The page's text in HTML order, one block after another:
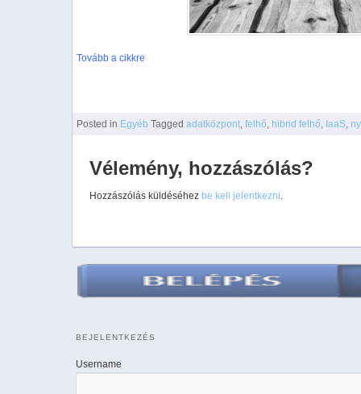
Tovább a cikkre
Posted in Egyéb Tagged adatközpont, felhő, hibrid felhő, IaaS,
Vélemény, hozzászólás?
Hozzászólás küldéséhez be kell jelentkezni.
BEJELENTKEZÉS
Username